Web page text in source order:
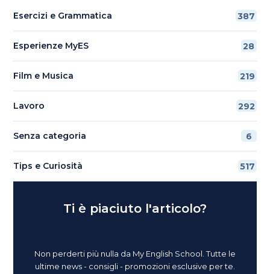
Esercizi e Grammatica 387
Esperienze MyES 28
Film e Musica 219
Lavoro 292
Senza categoria 6
Tips e Curiosità 517
Ti è piaciuto l'articolo?
Non perderti più nulla da My English School. Tutte le
ultime news - consigli - promozioni esclusive per te.